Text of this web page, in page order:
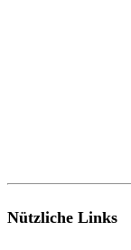
Nützliche Links